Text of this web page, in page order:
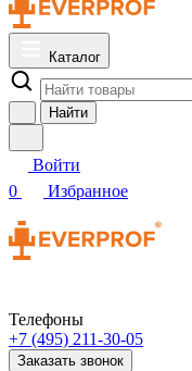
Каталог
Найти
Войти
0
Избранное
Телефоны
+7 (495) 211-30-05
Заказать звонок